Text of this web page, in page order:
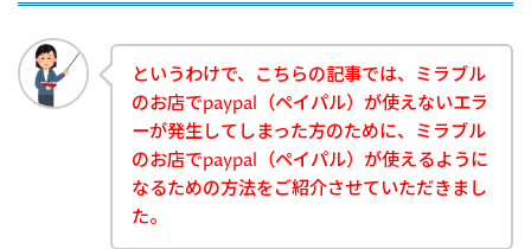
というわけで、こちらの記事では、ミラブル
のお店でpaypal（ペイパル）が使えないエラ
ーが発生してしまった方のために、ミラブル
のお店でpaypal（ペイパル）が使えるように
なるための方法をご紹介させていただきまし
た。